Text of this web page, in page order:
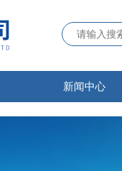
新闻中心